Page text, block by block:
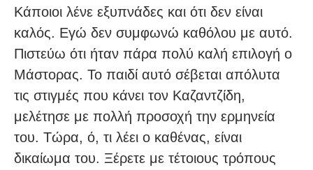
Κάποιοι λένε εξυπνάδες και ότι δεν είναι
καλός. Εγώ δεν συμφωνώ καθόλου με αυτό.
Πιστεύω ότι ήταν πάρα πολύ καλή επιλογή ο
Μάστορας. Το παιδί αυτό σέβεται απόλυτα
τις στιγμές που κάνει τον Καζαντζίδη,
μελέτησε με πολλή προσοχή την ερμηνεία
του. Τώρα, ό, τι λέει ο καθένας, είναι
δικαίωμα του. Ξέρετε με τέτοιους τρόπους